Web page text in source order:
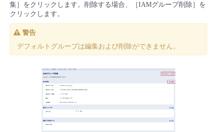
- APIリファレンス
- クラウド / サーバー
- Flexible InterConnect
- ITインフラストラクチャー
- その他
集］をクリックします。削除する場合、［IAMグループ削除］を
クリックします。
警告
デフォルトグループは編集および削除ができません。